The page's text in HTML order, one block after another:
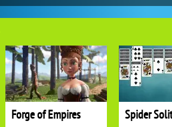
Forge of Empires